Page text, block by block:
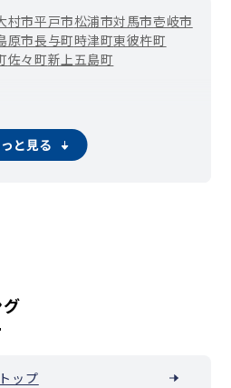
村市平戸市松浦市対馬市壱岐市
原市長与町時津町東彼杵町
佐々町新上五島町
と見る
ップ